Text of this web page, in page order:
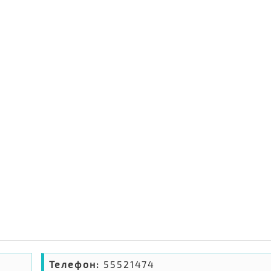
Телефон: 55521474